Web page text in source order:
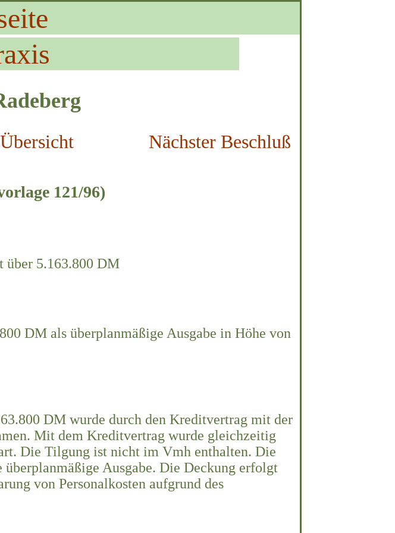
Nächster Beschluß
121/96)
über 5.163.800 DM
DM als überplanmäßige Ausgabe in Höhe von
DM wurde durch den Kreditvertrag mit der
Mit dem Kreditvertrag wurde gleichzeitig
Die Tilgung ist nicht im Vmh enthalten. Die
Ausgabe. Die Deckung erfolgt
von Personalkosten aufgrund des